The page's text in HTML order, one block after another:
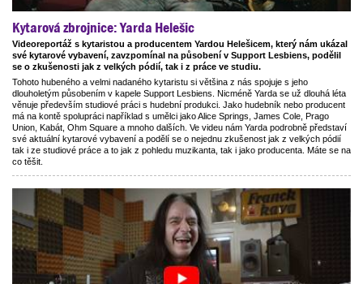
Kytarová zbrojnice: Yarda Helešic
Videoreportáž s kytaristou a producentem Yardou Helešicem, který nám ukázal
své kytarové vybavení, zavzpomínal na působení v Support Lesbiens, podělil
se o zkušenosti jak z velkých pódií, tak i z práce ve studiu.
Tohoto hubeného a velmi nadaného kytaristu si většina z nás spojuje s jeho
dlouholetým působením v kapele Support Lesbiens. Nicméně Yarda se už dlouhá léta
věnuje především studiové práci s hudební produkci. Jako hudebník nebo producent
má na kontě spolupráci například s umělci jako Alice Springs, James Cole, Prago
Union, Kabát, Ohm Square a mnoho dalších. Ve videu nám Yarda podrobně představí
své aktuální kytarové vybavení a podělí se o nejednu zkušenost jak z velkých pódií
tak i ze studiové práce a to jak z pohledu muzikanta, tak i jako producenta. Máte se na
co těšit.